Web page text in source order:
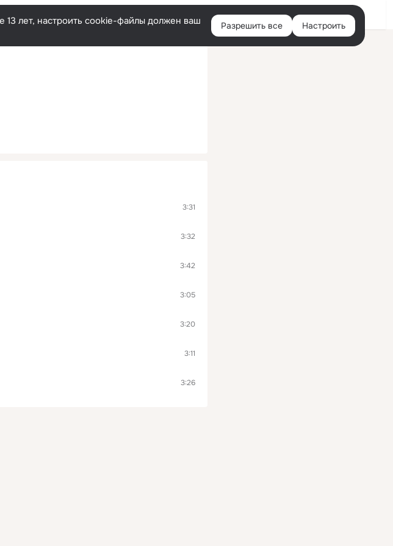
Войти
лет, настроить cookie-файлы должен ваш
Разрешить все Настроить
3:31
3:32
3:42
3:05
3:20
3:11
3:26